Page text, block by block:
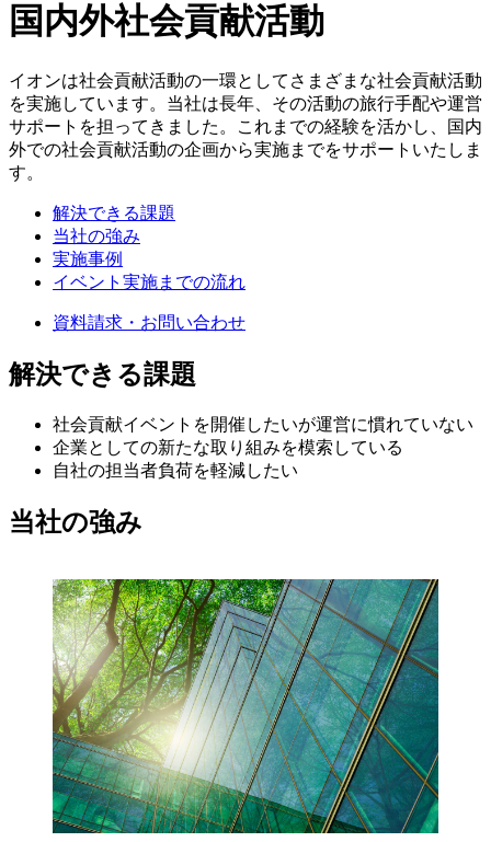
国内外社会貢献活動
イオンは社会貢献活動の一環としてさまざまな社会貢献活動
を実施しています。当社は長年、その活動の旅行手配や運営
サポートを担ってきました。これまでの経験を活かし、国内
外での社会貢献活動の企画から実施までをサポートいたしま
す。
解決できる課題
当社の強み
実施事例
イベント実施までの流れ
資料請求・お問い合わせ
解決できる課題
社会貢献イベントを開催したいが運営に慣れていない
企業としての新たな取り組みを模索している
自社の担当者負荷を軽減したい
当社の強み